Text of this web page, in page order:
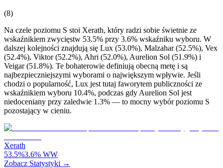
(8)
Na czele poziomu S stoi Xerath, który radzi sobie świetnie ze
wskaźnikiem zwycięstw 53.5% przy 3.6% wskaźniku wyboru. W
dalszej kolejności znajdują się Lux (53.0%), Malzahar (52.5%), Vex
(52.4%), Viktor (52.2%), Ahri (52.0%), Aurelion Sol (51.9%) i
Veigar (51.8%). Te bohaterowie definiują obecną metę i są
najbezpieczniejszymi wyborami o największym wpływie. Jeśli
chodzi o popularność, Lux jest tutaj faworytem publiczności ze
wskaźnikiem wyboru 10.4%, podczas gdy Aurelion Sol jest
niedoceniany przy zaledwie 1.3% — to mocny wybór poziomu S
pozostający w cieniu.
Xerath
53.5%3.6% WW
Zobacz Statystyki →